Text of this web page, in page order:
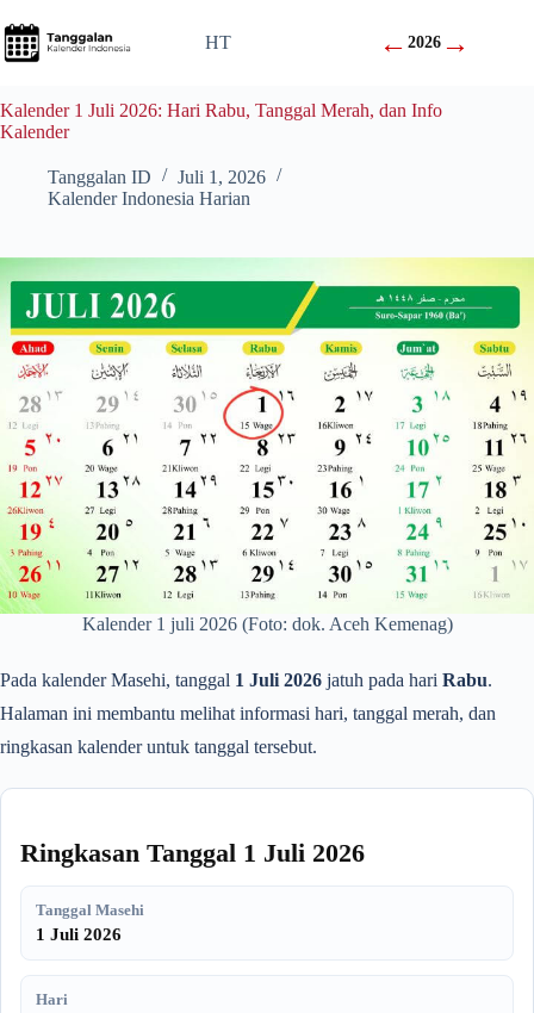
to
content
HT ←2026 →
Kalender 1 Juli 2026: Hari Rabu, Tanggal Merah, dan Info
Kalender
Tanggalan ID
Juli 1, 2026
Kalender Indonesia Harian
Kalender 1 juli 2026 (Foto: dok. Aceh Kemenag)
Pada kalender Masehi, tanggal 1 Juli 2026 jatuh pada hari Rabu.
Halaman ini membantu melihat informasi hari, tanggal merah, dan
ringkasan kalender untuk tanggal tersebut.
Ringkasan Tanggal 1 Juli 2026
Tanggal Masehi
1 Juli 2026
Hari